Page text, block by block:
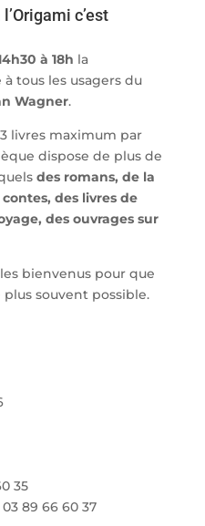
c’est
à 18h la
tous les usagers du
Wagner.
livres maximum par
dispose de plus de
des romans, de la
des livres de
des ouvrages sur
bienvenus pour que
souvent possible.
35
03 89 66 60 37